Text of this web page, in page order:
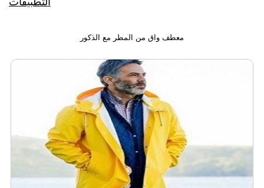
معطف واق من المطر مع الذكور